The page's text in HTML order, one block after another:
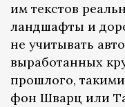
им текстов
ландшафты и
не учитывать
выработанных
прошлого,
фон Шварц или